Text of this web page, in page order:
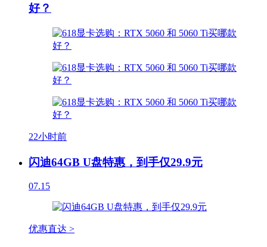
好？
22小时前
闪迪64GB U盘特惠，到手仅29.9元
07.15
优惠直达 >